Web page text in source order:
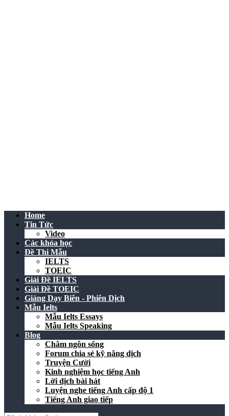
Home
Tin Tức
Video
Các khóa học
Đề Thi Mẫu
IELTS
TOEIC
Giải Đề IELTS
Giải Đề TOEIC
Giảng Dạy Biên - Phiên Dịch
Mẫu Ielts
Mẫu Ielts Essays
Mẫu Ielts Speaking
Blog
Châm ngôn sống
Forum chia sẻ kỹ năng dịch
Truyện Cười
Kinh nghiệm học tiếng Anh
Lời dịch bài hát
Luyện nghe tiếng Anh cấp độ 1
Tiếng Anh giao tiếp